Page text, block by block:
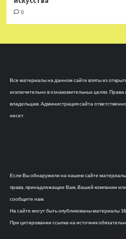
0
Все материалы на данном сайте взяты из
исключительно в ознакомительных целях.
владельцам. Администрация сайта
несет.
Если Вы обнаружили на нашем сайте
права, принадлежащие Вам, Вашей компании или
сообщите нам.
На сайте могут быть опубликованы материалы
При цитировании ссылка на источник